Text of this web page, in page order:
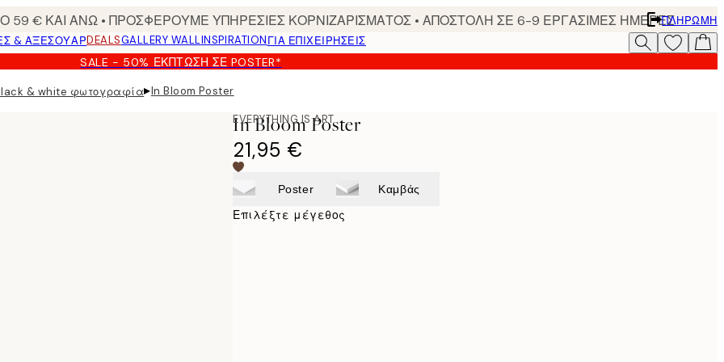
€ ΚΑΙ ΑΝΩ • ΠΡΟΣΦΕΡΟΥΜΕ ΥΠΗΡΕΣΙΕΣ ΚΟΡΝΙΖΑΡΙΣΜΑΤΟΣ • ΑΠΟΣΤΟΛΗ ΣΕ 6-9 ΕΡΓΑΣΙΜΕΣ ΗΜΕΡΕΣΠΛΗΡΩΜΉ
& ΑΞΕΣΟΥΆΡDEALSGALLERY WALLINSPIRATIONΓΙΑ ΕΠΙΧΕΙΡΗΣΕΙΣ
SALE - 50% ΈΚΠΤΩΣΗ ΣΕ POSTER*
& white φωτογραφία▸In Bloom Poster
EVERYTHING IS ART
In Bloom Poster
21,95 €
Poster Καμβάς
Επιλέξτε μέγεθος